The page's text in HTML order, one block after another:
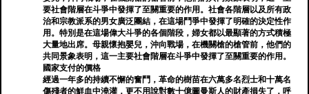
要社會階層在斗爭中發揮了至關重要的作用。社會各階層以及所有政
治和宗教派系的男女廣泛團結，在這場鬥爭中發揮了明確的決定性作
用。特別是在這場偉大斗爭的各個階段，婦女都以最顯著的方式積極
大量地出席。母親懷抱嬰兒，沖向戰場，在機關槍的槍管前，他們的
共同景象表明，這一主要社會階層在斗爭中發揮了至關重要的作用。
國家支付的價格
經過一年多的持續不懈的奮鬥，革命的樹苗在六萬多名烈士和十萬名
傷殘者的鮮血中澆灌，更不用說對數十億圖曼斯人的財產損失了，呼